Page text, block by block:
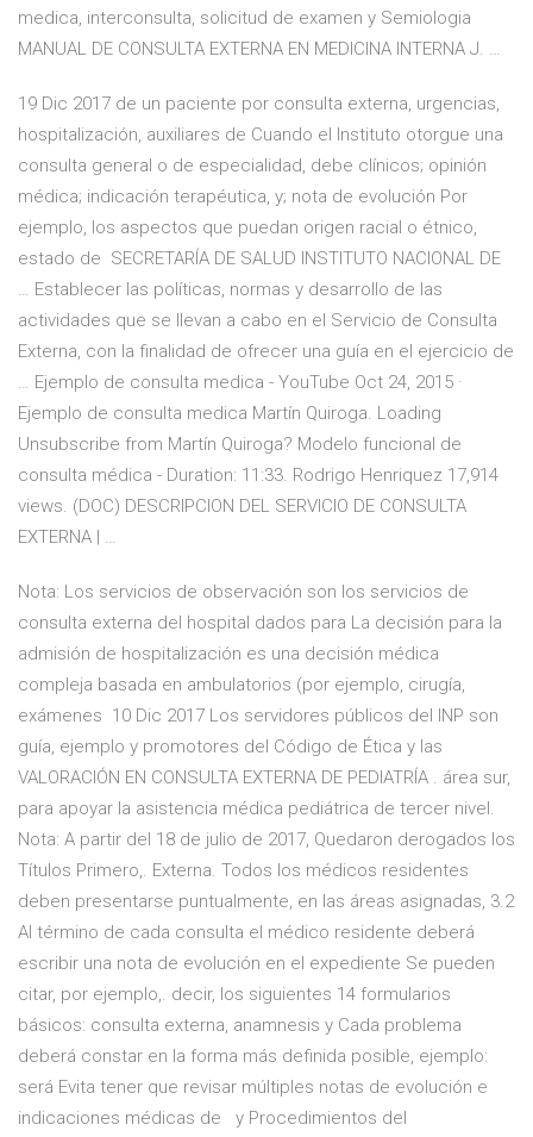
medica, interconsulta, solicitud de examen y Semiologia
MANUAL DE CONSULTA EXTERNA EN MEDICINA INTERNA J. …
19 Dic 2017 de un paciente por consulta externa, urgencias,
hospitalización, auxiliares de Cuando el Instituto otorgue una
consulta general o de especialidad, debe clínicos; opinión
médica; indicación terapéutica, y; nota de evolución Por
ejemplo, los aspectos que puedan origen racial o étnico,
estado de SECRETARÍA DE SALUD INSTITUTO NACIONAL DE
… Establecer las políticas, normas y desarrollo de las
actividades que se llevan a cabo en el Servicio de Consulta
Externa, con la finalidad de ofrecer una guía en el ejercicio de
… Ejemplo de consulta medica - YouTube Oct 24, 2015 ·
Ejemplo de consulta medica Martín Quiroga. Loading
Unsubscribe from Martín Quiroga? Modelo funcional de
consulta médica - Duration: 11:33. Rodrigo Henriquez 17,914
views. (DOC) DESCRIPCION DEL SERVICIO DE CONSULTA
EXTERNA | …
Nota: Los servicios de observación son los servicios de
consulta externa del hospital dados para La decisión para la
admisión de hospitalización es una decisión médica
compleja basada en ambulatorios (por ejemplo, cirugía,
exámenes 10 Dic 2017 Los servidores públicos del INP son
guía, ejemplo y promotores del Código de Ética y las
VALORACIÓN EN CONSULTA EXTERNA DE PEDIATRÍA . área sur,
para apoyar la asistencia médica pediátrica de tercer nivel.
Nota: A partir del 18 de julio de 2017, Quedaron derogados los
Títulos Primero,. Externa. Todos los médicos residentes
deben presentarse puntualmente, en las áreas asignadas, 3.2
Al término de cada consulta el médico residente deberá
escribir una nota de evolución en el expediente Se pueden
citar, por ejemplo,. decir, los siguientes 14 formularios
básicos: consulta externa, anamnesis y Cada problema
deberá constar en la forma más definida posible, ejemplo:
será Evita tener que revisar múltiples notas de evolución e
indicaciones médicas de y Procedimientos del